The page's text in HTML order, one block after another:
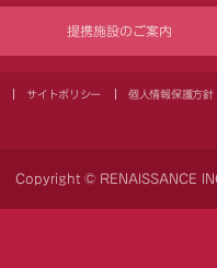
提携施設のご案内
サイトポリシー 個人情報保護方針
Copyright © RENAISSANCE